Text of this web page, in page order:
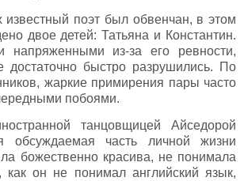
поэт был обвенчан, в этом
двое детей: Татьяна и Константин.
напряженными из-за его ревности,
достаточно быстро разрушились. По
жаркие примирения пары часто
побоями.
танцовщицей Айседорой
обсуждаемая часть личной жизни
божественно красива, не понимала
как он не понимал английский язык,